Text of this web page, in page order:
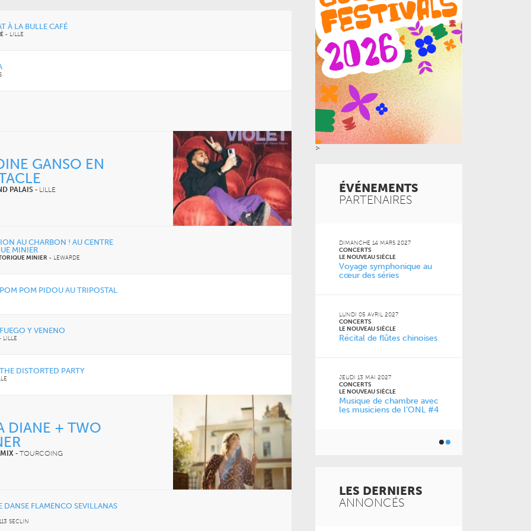
À LA BULLE CAFÉ
- LILLE
GANSO EN
PALAIS- LILLE
AU CHARBON ! AU CENTRE
MINIER
MINIER - LEWARDE
POM PIDOU AU TRIPOSTAL
Y VENENO
LILLE
DISTORTED PARTY
DIANE + TWO
- TOURCOING
DANSE FLAMENCO SEVILLANAS
SECLIN
>
ÉVÉNEMENTS
PARTENAIRES
DIMANCHE 14 MARS 2027
LE NOUVEAU SIÈCLE
LE NOUVEAU SIÈCLE
Just Play
DIMANCHE 14 MARS 2027
CONCERTS
LE NOUVEAU SIÈCLE
Voyage symphonique au
cœur des séries
LUNDI 05 AVRIL 2027
CONCERTS
LE NOUVEAU SIÈCLE
Récital de flûtes chinoises
JEUDI 13 MAI 2027
CONCERTS
LE NOUVEAU SIÈCLE
Musique de chambre avec
les musiciens de l’ONL #4
LES DERNIERS
ANNONCÉS